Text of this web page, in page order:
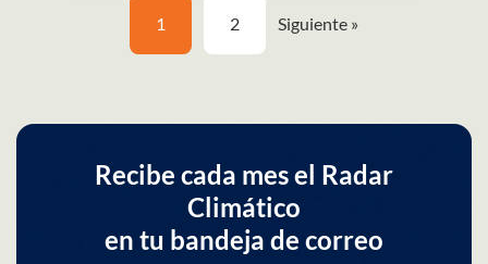
1 2 Siguiente »
Recibe cada mes el Radar
Climático
en tu bandeja de correo